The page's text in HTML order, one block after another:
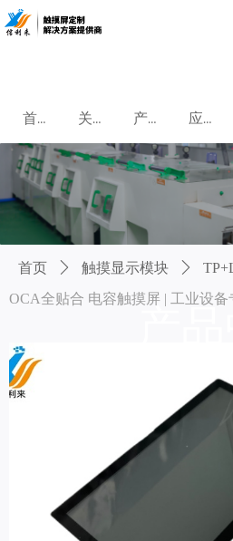
首页 关于我们 产品中心 应用案例
首页 ꄲ 触摸显示模块 ꄲ
OCA全贴合 电容触摸屏 | 工业设备